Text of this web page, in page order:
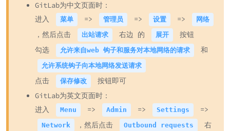
GitLab为中文页面时：
进入
菜单 => 管理员 => 设置 => 网络
，然后点击 出站请求 右边 的 展开
按钮
勾选
允许来自web 钩子和服务对本地网络的请求 和
允许系统钩子向本地网络发送请求
点击 保存修改
按钮即可
GitLab为英文页面时：
进入
Menu => Admin => Settings =>
Network ，然后点击 Outbound requests
右